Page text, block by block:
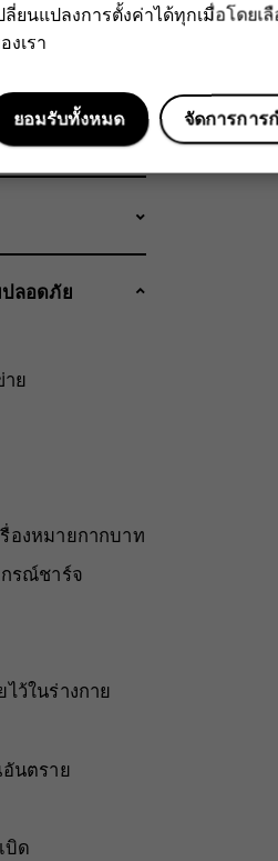
ลอดภัย
ย
งหมายกากบาท
รณ์ชาร์จ
ว้ในร่างกาย
นตราย
บิด
ลี่ยนแปลงการตั้งค่าได้ทุกเมื่อโดยเ
งเรา
จัดการกา
ยอมรับทั้งหมด